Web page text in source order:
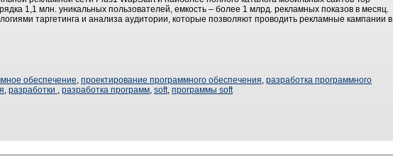
1,1 млн. уникальных пользователей, емкость – более 1 млрд. рекламных показов в месяц.
таргетинга и анализа аудитории, которые позволяют проводить рекламные кампании в
обеспечение, проектирование программного обеспечения, разработка программного
, разработки , разработка программ, soft, программы soft